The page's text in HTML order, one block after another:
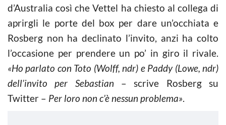
d’Australia così che Vettel ha chiesto al collega di
aprirgli le porte del box per dare un’occhiata e
Rosberg non ha declinato l’invito, anzi ha colto
l’occasione per prendere un po’ in giro il rivale.
«Ho parlato con Toto (Wolff, ndr) e Paddy (Lowe, ndr)
dell’invito per Sebastian – scrive Rosberg su
Twitter – Per loro non c’è nessun problema».